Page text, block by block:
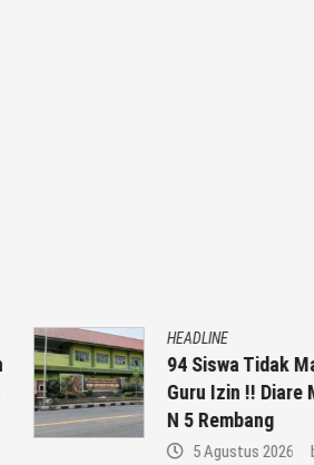
HEADLINE
94 Siswa Tidak Masuk Sekolah, 7
Guru Izin !! Diare Massal Di SMP
N 5 Rembang
bymusa r2b